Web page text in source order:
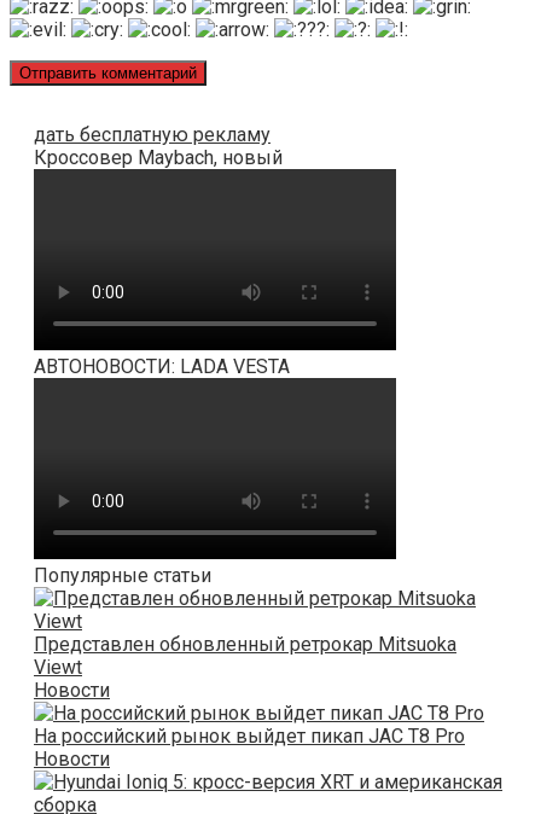
дать бесплатную рекламу
Кроссовер Maybach, новый
АВТОНОВОСТИ: LADA VESTA
Популярные статьи
Представлен обновленный ретрокар Mitsuoka
Viewt
Новости
На российский рынок выйдет пикап JAC T8 Pro
Новости